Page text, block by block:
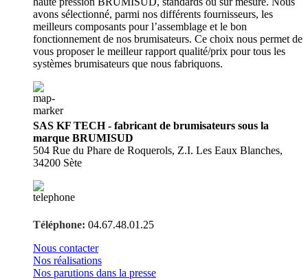
avons sélectionné, parmi nos différents fournisseurs, les
meilleurs composants pour l’assemblage et le bon
fonctionnement de nos brumisateurs. Ce choix nous permet de
vous proposer le meilleur rapport qualité/prix pour tous les
systèmes brumisateurs que nous fabriquons.
SAS KF TECH - fabricant de brumisateurs sous la
marque BRUMISUD
504 Rue du Phare de Roquerols, Z.I. Les Eaux Blanches,
34200 Sète
Téléphone: 04.67.48.01.25
Nous contacter
Nos réalisations
Nos parutions dans la presse